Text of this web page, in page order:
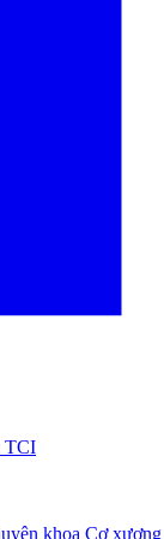
TCI
khoa Cơ